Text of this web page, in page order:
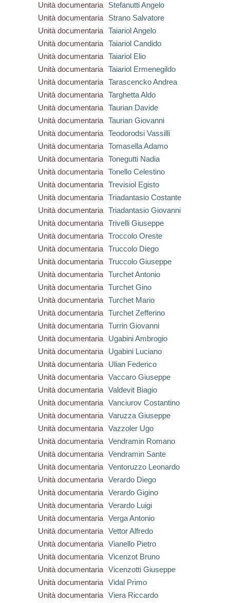
Unità documentaria
Stefanutti Angelo
Unità documentaria
Strano Salvatore
Unità documentaria
Taiariol Angelo
Unità documentaria
Taiariol Candido
Unità documentaria
Taiariol Elio
Unità documentaria
Taiariol Ermenegildo
Unità documentaria
Tarascencko Andrea
Unità documentaria
Targhetta Aldo
Unità documentaria
Taurian Davide
Unità documentaria
Taurian Giovanni
Unità documentaria
Teodorodsi Vassilli
Unità documentaria
Tomasella Adamo
Unità documentaria
Tonegutti Nadia
Unità documentaria
Tonello Celestino
Unità documentaria
Trevisiol Egisto
Unità documentaria
Triadantasio Costante
Unità documentaria
Triadantasio Giovanni
Unità documentaria
Trivelli Giuseppe
Unità documentaria
Troccolo Oreste
Unità documentaria
Truccolo Diego
Unità documentaria
Truccolo Giuseppe
Unità documentaria
Turchet Antonio
Unità documentaria
Turchet Gino
Unità documentaria
Turchet Mario
Unità documentaria
Turchet Zefferino
Unità documentaria
Turrin Giovanni
Unità documentaria
Ugabini Ambrogio
Unità documentaria
Ugabini Luciano
Unità documentaria
Ulian Federico
Unità documentaria
Vaccaro Giuseppe
Unità documentaria
Valdevit Biagio
Unità documentaria
Vanciurov Costantino
Unità documentaria
Varuzza Giuseppe
Unità documentaria
Vazzoler Ugo
Unità documentaria
Vendramin Romano
Unità documentaria
Vendramin Sante
Unità documentaria
Ventoruzzo Leonardo
Unità documentaria
Verardo Diego
Unità documentaria
Verardo Gigino
Unità documentaria
Verardo Luigi
Unità documentaria
Verga Antonio
Unità documentaria
Vettor Alfredo
Unità documentaria
Vianello Pietro
Unità documentaria
Vicenzot Bruno
Unità documentaria
Vicenzotti Giuseppe
Unità documentaria
Vidal Primo
Unità documentaria
Viera Riccardo